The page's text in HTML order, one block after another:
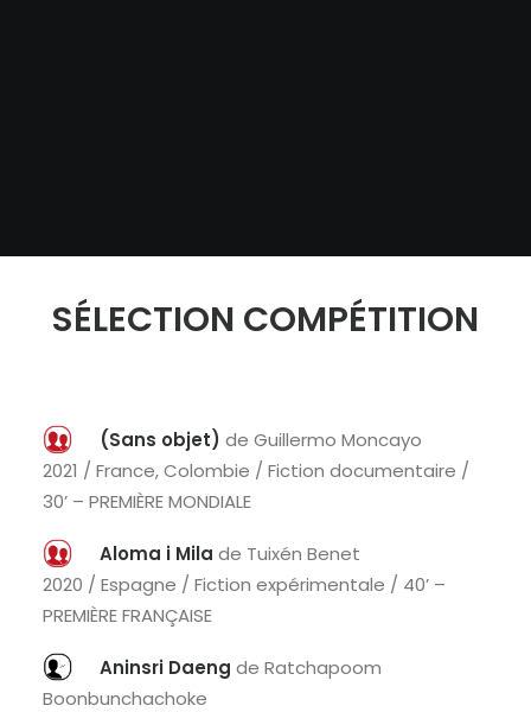
SÉLECTION COMPÉTITION
(Sans objet) de Guillermo Moncayo
2021 / France, Colombie / Fiction documentaire /
30’ – PREMIÈRE MONDIALE
Aloma i Mila de Tuixén Benet
2020 / Espagne / Fiction expérimentale / 40’ –
PREMIÈRE FRANÇAISE
Aninsri Daeng de Ratchapoom
Boonbunchachoke